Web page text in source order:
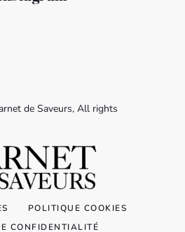
de Saveurs, All rights
POLITIQUE COOKIES
CONFIDENTIALITÉ